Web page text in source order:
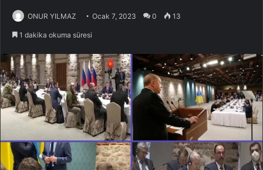
ONUR YILMAZ Ocak 7, 2023 0 13
1 dakika okuma süresi